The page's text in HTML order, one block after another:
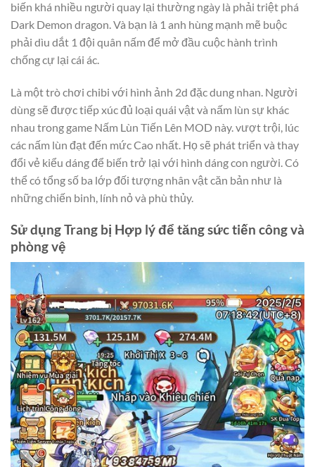
biến khá nhiều người quay lại thường ngày là phải triệt phá
Dark Demon dragon. Và bạn là 1 anh hùng mạnh mẽ buộc
phải dìu dắt 1 đội quân nấm để mở đầu cuộc hành trình
chống cự lại cái ác.
Là một trò chơi chibi với hình ảnh 2d đặc dung nhan. Người
dùng sẽ được tiếp xúc đủ loại quái vật và nấm lùn sự khác
nhau trong game Nấm Lùn Tiến Lên MOD này. vượt trội, lúc
các nấm lùn đạt đến mức Cao nhất. Họ sẽ phát triển và thay
đổi vẻ kiểu dáng để biến trở lại với hình dáng con người. Có
thể có tổng số ba lớp đối tượng nhân vật căn bản như là
những chiến binh, lính nỏ và phù thủy.
Sử dụng Trang bị Hợp lý để tăng sức tiến công và
phòng vệ